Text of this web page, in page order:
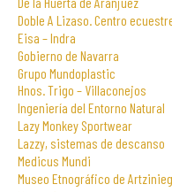
Doble A Lizaso. Centro
Eisa – Indra
Gobierno de Navarra
Grupo Mundoplastic
Hnos. Trigo – Villaconejos
Ingeniería del Entorno Natural
Lazy Monkey Sportwear
Lazzy, sistemas de descanso
Medicus Mundi
Museo Etnográfico de